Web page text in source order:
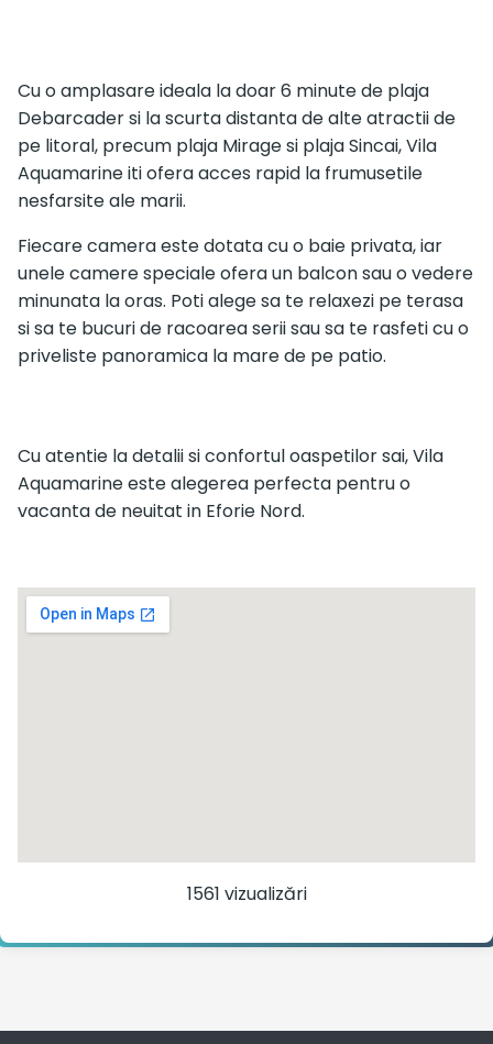
Cu o amplasare ideala la doar 6 minute de plaja
Debarcader si la scurta distanta de alte atractii de
pe litoral, precum plaja Mirage si plaja Sincai, Vila
Aquamarine iti ofera acces rapid la frumusetile
nesfarsite ale marii.
Fiecare camera este dotata cu o baie privata, iar
unele camere speciale ofera un balcon sau o vedere
minunata la oras. Poti alege sa te relaxezi pe terasa
si sa te bucuri de racoarea serii sau sa te rasfeti cu o
priveliste panoramica la mare de pe patio.
Cu atentie la detalii si confortul oaspetilor sai, Vila
Aquamarine este alegerea perfecta pentru o
vacanta de neuitat in Eforie Nord.
1561 vizualizări